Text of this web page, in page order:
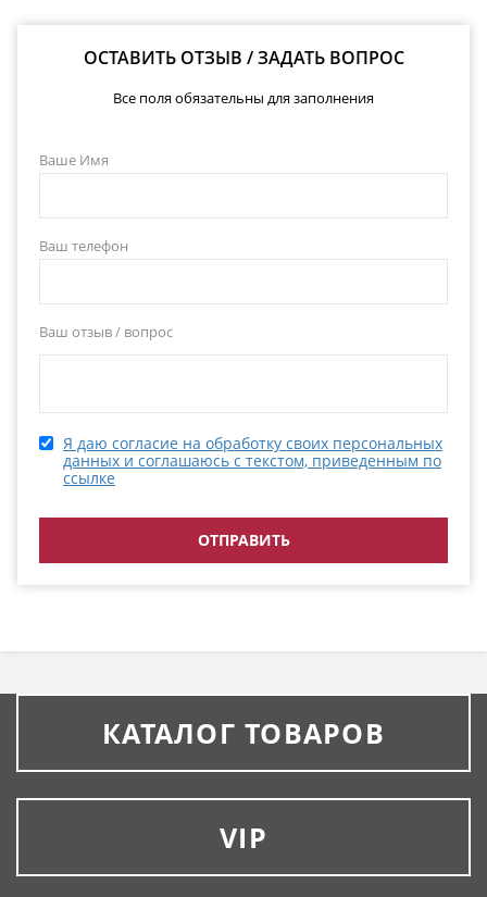
ОСТАВИТЬ ОТЗЫВ / ЗАДАТЬ ВОПРОС
Все поля обязательны для заполнения
Ваше Имя
Ваш телефон
Ваш отзыв / вопрос
Я даю согласие на обработку своих персональных
данных и соглашаюсь с текстом, приведенным по
ссылке
КАТАЛОГ ТОВАРОВ
VIP